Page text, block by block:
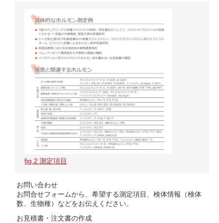
fig.2 測定項目
お問い合わせ
お問合せフォームから、希望する測定項目、検体情報（検体
数、生物種）などをお伝えください。
お見積書・注文書の作成